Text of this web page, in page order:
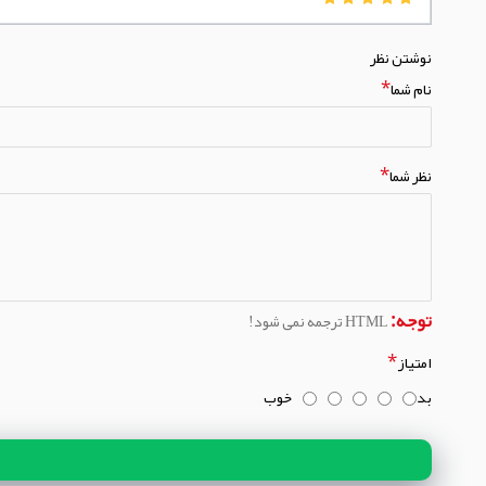
نوشتن نظر
نام شما
نظر شما
توجه:
امتیاز
بد
خوب